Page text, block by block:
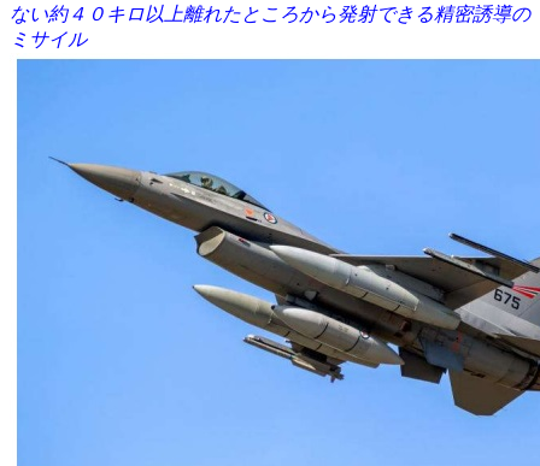
ない約４０キロ以上離れたところから発射できる精密誘導の
ミサイル